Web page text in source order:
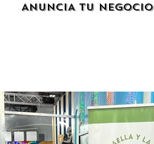
ANUNCIA TU NEGOCIO